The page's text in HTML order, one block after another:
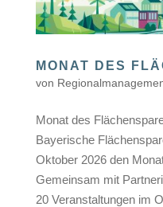
MONAT DES
von
Monat des
Bayerische
Oktober 2026 den
Gemeinsam mit
20 Veranstaltungen im